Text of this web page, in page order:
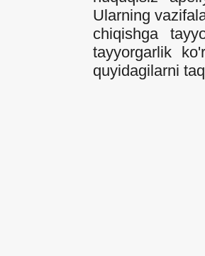
Ularning
chiqishga
tayyorgarlik
quyidagilarni